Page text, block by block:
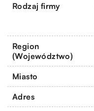
Rodzaj firmy
Region
(Województwo)
Miasto
Adres